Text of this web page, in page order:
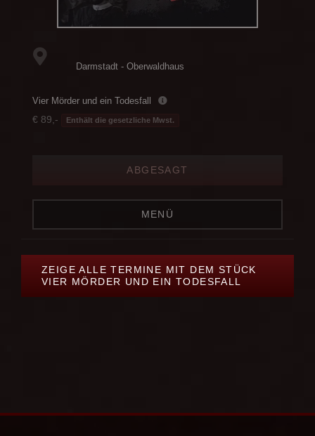
Darmstadt - Oberwaldhaus
Vier Mörder und ein Todesfall
€ 89,- Enthält die gesetzliche Mwst.
ABGESAGT
MENÜ
ZEIGE ALLE TERMINE MIT DEM STÜCK
VIER MÖRDER UND EIN TODESFALL